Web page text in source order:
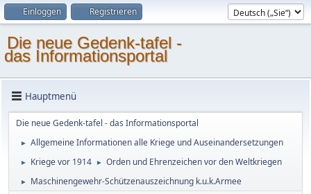
Einloggen Registrieren
Die neue Gedenk-tafel -
das Informationsportal
Hauptmenü
Die neue Gedenk-tafel - das Informationsportal
► Allgemeine Informationen alle Kriege und Auseinandersetzungen
► Kriege vor 1914 ► Orden und Ehrenzeichen vor den Weltkriegen
► Maschinengewehr-Schützenauszeichnung k.u.k.Armee